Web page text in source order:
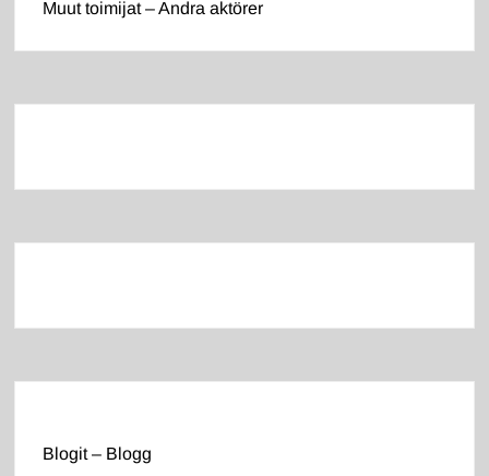
Muut toimijat – Andra aktörer
Blogit – Blogg